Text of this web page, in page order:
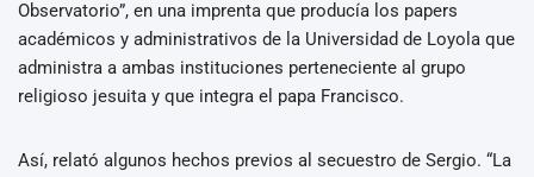
Observatorio”, en una imprenta que producía los papers
académicos y administrativos de la Universidad de Loyola que
administra a ambas instituciones perteneciente al grupo
religioso jesuita y que integra el papa Francisco.
Así, relató algunos hechos previos al secuestro de Sergio. “La